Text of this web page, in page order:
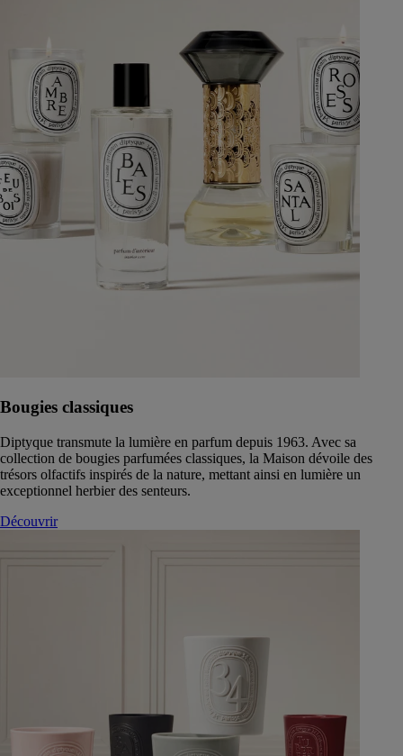
Bougies classiques
Diptyque transmute la lumière en parfum depuis 1963. Avec sa
collection de bougies parfumées classiques, la Maison dévoile des
trésors olfactifs inspirés de la nature, mettant ainsi en lumière un
exceptionnel herbier des senteurs.
Découvrir